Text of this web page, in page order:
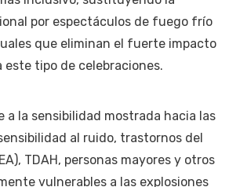
por espectáculos de fuego frío
que eliminan el fuerte impacto
este tipo de celebraciones.
a la sensibilidad mostrada hacia las
al ruido, trastornos del
TDAH, personas mayores y otros
vulnerables a las explosiones